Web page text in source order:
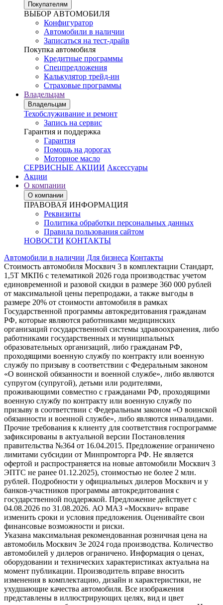
Покупателям
ВЫБОР АВТОМОБИЛЯ
Конфигуратор
Автомобили в наличии
Записаться на тест-драйв
Покупка автомобиля
Кредитные программы
Спецпредложения
Калькулятор трейд-ин
Страховые программы
Владельцам
Владельцам
Техобслуживание и ремонт
Запись на сервис
Гарантия и поддержка
Гарантия
Помощь на дорогах
Моторное масло
СЕРВИСНЫЕ АКЦИИ Аксессуары
Акции
О компании
О компании
ПРАВОВАЯ ИНФОРМАЦИЯ
Реквизиты
Политика обработки персональных данных
Правила пользования сайтом
НОВОСТИ КОНТАКТЫ
Автомобили в наличии Для бизнеса Контакты
Стоимость автомобиля Москвич 3 в комплектации Стандарт,
1,5Т МКП6 с телематикой 2026 года производствас учетом
единовременной и разовой скидки в размере 360 000 рублей
от максимальной цены перепродажи, а также выгоды в
размере 20% от стоимости автомобиля в рамках
Государственной программы автокредитования гражданам
РФ, которые являются работниками медицинских
организаций государственной системы здравоохранения, либо
работниками государственных и муниципальных
образовательных организаций, либо гражданам РФ,
проходящими военную службу по контракту или военную
службу по призыву в соответствии с Федеральным законом
«О воинской обязанности и военной службе», либо являются
супругом (супругой), детьми или родителями,
проживающими совместно с гражданами РФ, проходящими
военную службу по контракту или военную службу по
призыву в соответствии с Федеральным законом «О воинской
обязанности и военной службе», либо являются инвалидами.
Прочие требования к клиенту для соответствия госпрограмме
зафиксированы в актуальной версии Постановления
правительства №364 от 16.04.2015. Предложение ограничено
лимитами субсидии от Минпромторга РФ. Не является
офертой и распространяется на новые автомобили Москвич 3
ЭПТС не ранее 01.12.2025), стоимостью не более 2 млн.
рублей. Подробности у официальных дилеров Москвич и у
банков-участников программы автокредитования с
государственной поддержкой. Предложение действует с
04.08.2026 по 31.08.2026. АО МАЗ «Москвич» вправе
изменить сроки и условия предложения. Оценивайте свои
финансовые возможности и риски.
Указана максимальная рекомендованная розничная цена на
автомобиль Москвич 3e 2024 года производства. Количество
автомобилей у дилеров ограничено. Информация о ценах,
оборудовании и технических характеристиках актуальна на
момент публикации. Производитель вправе вносить
изменения в комплектацию, дизайн и характеристики, не
ухудшающие качества автомобиля. Все изображения
представлены в иллюстрирующих целях, вид и цвет